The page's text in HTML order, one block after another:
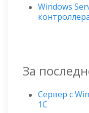
Windows
За
Сервер с
1С